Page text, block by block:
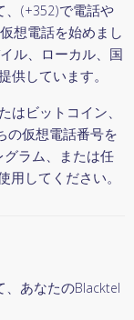
、(+352)で電話や
想電話を始めまし
ル、ローカル、国
供しています。
はビットコイン、
の仮想電話番号を
ラム、または任
用してください。
あなたのBlacktel